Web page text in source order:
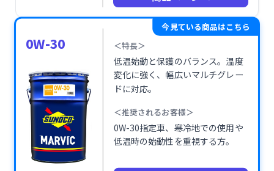
今見ている商品はこちら
0W-30 ＜特長＞
低温始動と保護のバランス。温度
変化に強く、幅広いマルチグレー
ドに対応。
＜推奨されるお客様＞
0W-30指定車、寒冷地での使用や
低温時の始動性を重視する方。